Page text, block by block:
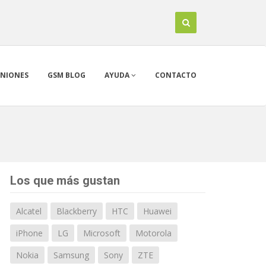
GSM BLOG AYUDA CONTACTO
Los que más gustan
Alcatel Blackberry HTC
Huawei
iPhone
LG Microsoft
Motorola
Nokia
Samsung Sony ZTE